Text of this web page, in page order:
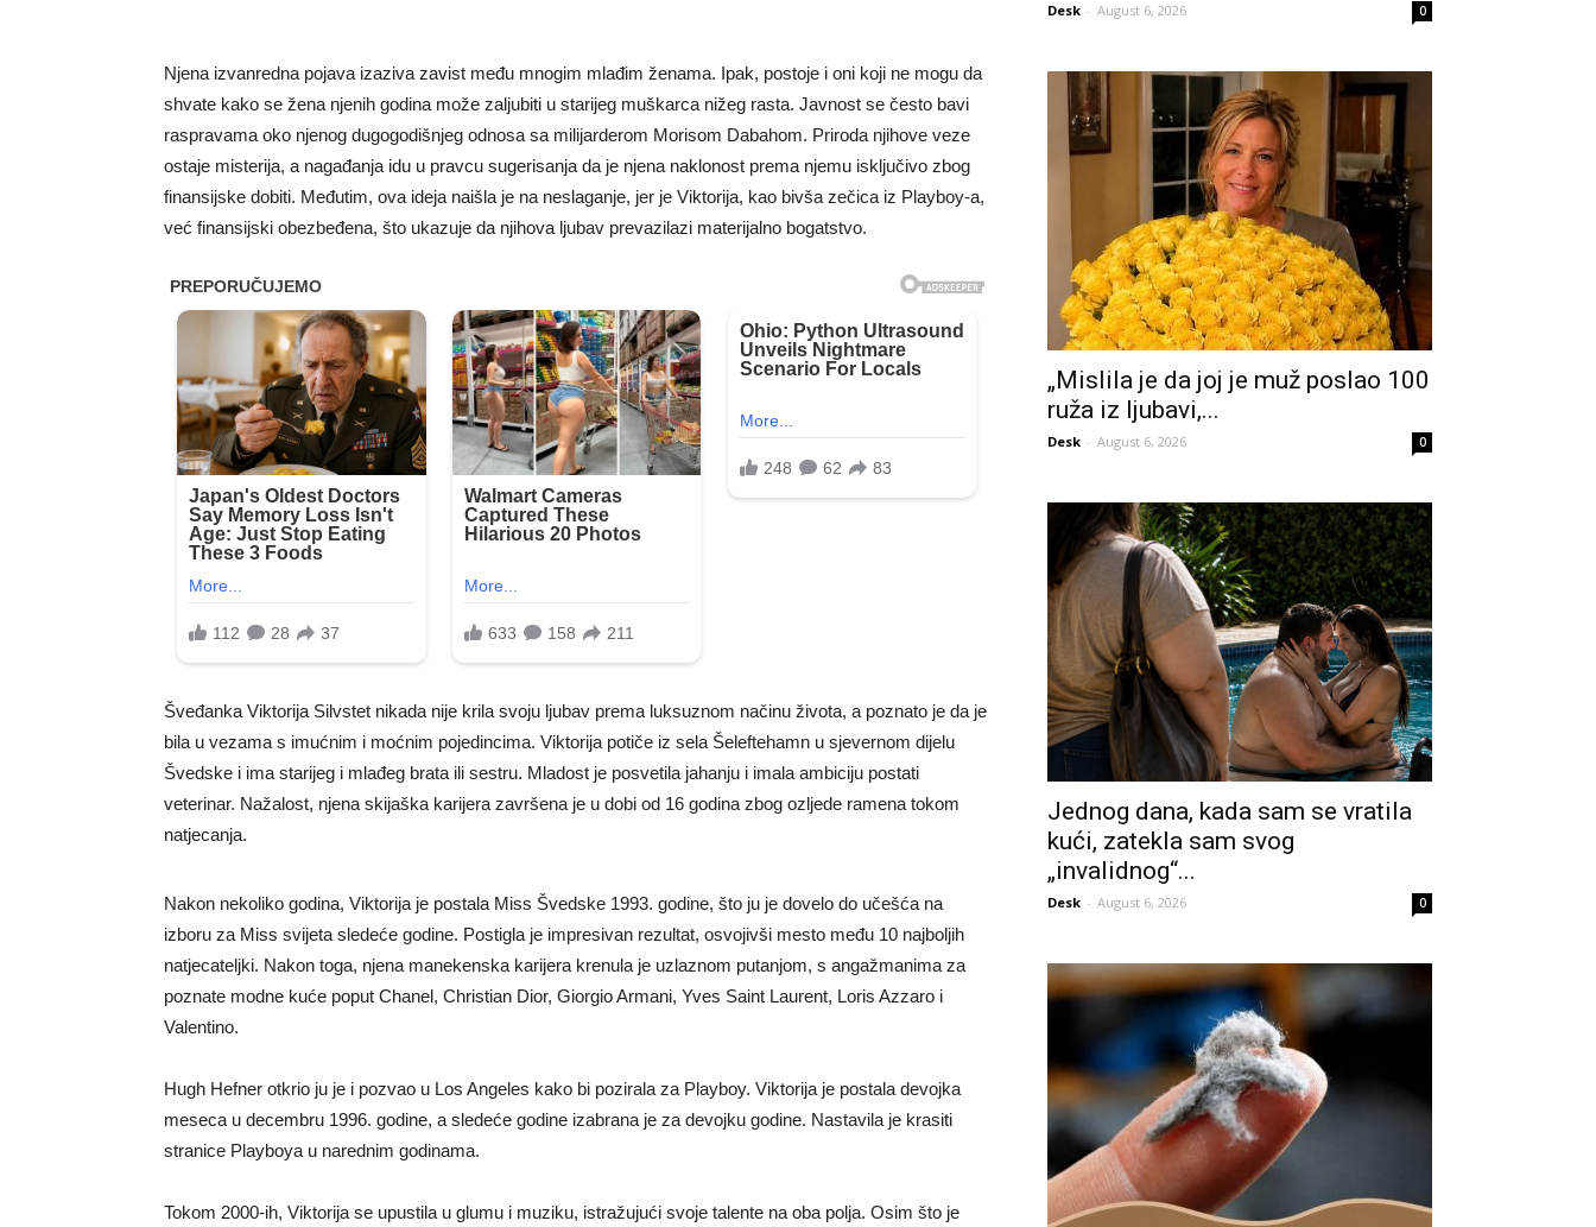
Njena izvanredna pojava izaziva zavist među mnogim mlađim ženama. Ipak, postoje i oni koji ne mogu da
shvate kako se žena njenih godina može zaljubiti u starijeg muškarca nižeg rasta. Javnost se često bavi
raspravama oko njenog dugogodišnjeg odnosa sa milijarderom Morisom Dabahom. Priroda njihove veze
ostaje misterija, a nagađanja idu u pravcu sugerisanja da je njena naklonost prema njemu isključivo zbog
finansijske dobiti. Međutim, ova ideja naišla je na neslaganje, jer je Viktorija, kao bivša zečica iz Playboy-a,
već finansijski obezbeđena, što ukazuje da njihova ljubav prevazilazi materijalno bogatstvo.
Šveđanka Viktorija Silvstet nikada nije krila svoju ljubav prema luksuznom načinu života, a poznato je da je
bila u vezama s imućnim i moćnim pojedincima. Viktorija potiče iz sela Šeleftehamn u sjevernom dijelu
Švedske i ima starijeg i mlađeg brata ili sestru. Mladost je posvetila jahanju i imala ambiciju postati
veterinar. Nažalost, njena skijaška karijera završena je u dobi od 16 godina zbog ozljede ramena tokom
natjecanja.
Nakon nekoliko godina, Viktorija je postala Miss Švedske 1993. godine, što ju je dovelo do učešća na
izboru za Miss svijeta sledeće godine. Postigla je impresivan rezultat, osvojivši mesto među 10 najboljih
natjecateljki. Nakon toga, njena manekenska karijera krenula je uzlaznom putanjom, s angažmanima za
poznate modne kuće poput Chanel, Christian Dior, Giorgio Armani, Yves Saint Laurent, Loris Azzaro i
Valentino.
Hugh Hefner otkrio ju je i pozvao u Los Angeles kako bi pozirala za Playboy. Viktorija je postala devojka
meseca u decembru 1996. godine, a sledeće godine izabrana je za devojku godine. Nastavila je krasiti
stranice Playboya u narednim godinama.
Tokom 2000-ih, Viktorija se upustila u glumu i muziku, istražujući svoje talente na oba polja. Osim što je
Desk - August 6, 2026 0
„Mislila je da joj je muž poslao 100
ruža iz ljubavi,...
Desk - August 6, 2026 0
Jednog dana, kada sam se vratila
kući, zatekla sam svog
„invalidnog“...
Desk - August 6, 2026 0